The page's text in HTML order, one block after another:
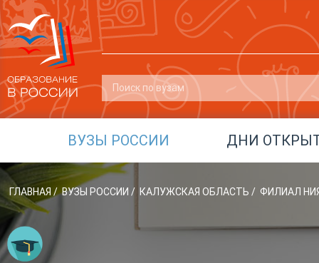
ВУЗЫ РОССИИ ДНИ
ГЛАВНАЯ / ВУЗЫ РОССИИ / КАЛУЖСКАЯ ОБЛАСТЬ / ФИЛИАЛ